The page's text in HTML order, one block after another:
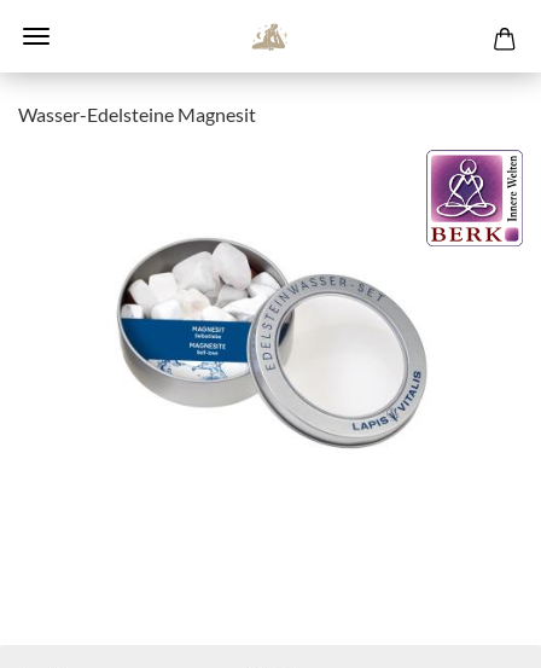
Wasser-Edelsteine Magnesit